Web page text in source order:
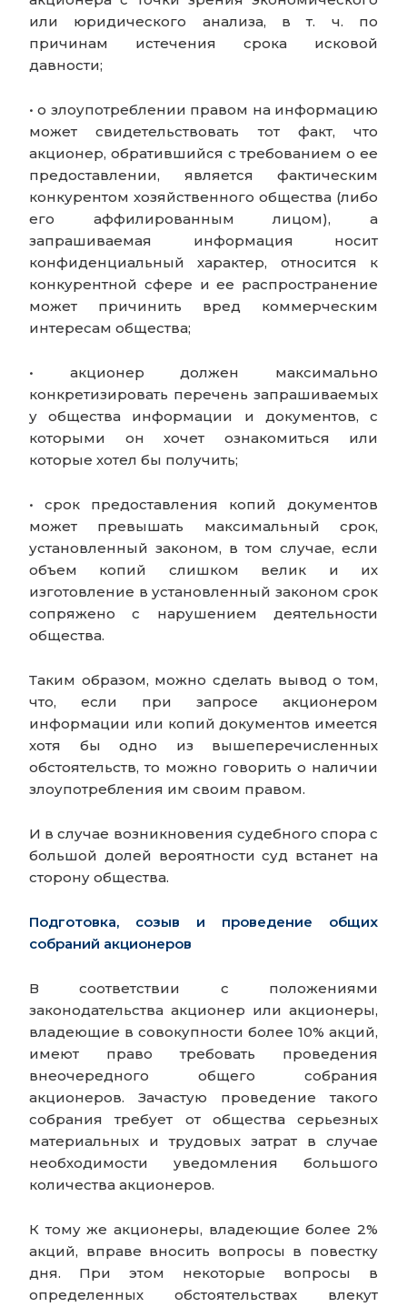
или юридического анализа, в т. ч. по
причинам истечения срока исковой
давности;
• о злоупотреблении правом на информацию
может свидетельствовать тот факт, что
акционер, обратившийся с требованием о ее
предоставлении, является фактическим
конкурентом хозяйственного общества (либо
его аффилированным лицом), а
запрашиваемая информация носит
конфиденциальный характер, относится к
конкурентной сфере и ее распространение
может причинить вред коммерческим
интересам общества;
• акционер должен максимально
конкретизировать перечень запрашиваемых
у общества информации и документов, с
которыми он хочет ознакомиться или
которые хотел бы получить;
• срок предоставления копий документов
может превышать максимальный срок,
установленный законом, в том случае, если
объем копий слишком велик и их
изготовление в установленный законом срок
сопряжено с нарушением деятельности
общества.
Таким образом, можно сделать вывод о том,
что, если при запросе акционером
информации или копий документов имеется
хотя бы одно из вышеперечисленных
обстоятельств, то можно говорить о наличии
злоупотребления им своим правом.
И в случае возникновения судебного спора с
большой долей вероятности суд встанет на
сторону общества.
Подготовка, созыв и проведение общих
собраний акционеров
В соответствии с положениями
законодательства акционер или акционеры,
владеющие в совокупности более 10% акций,
имеют право требовать проведения
внеочередного общего собрания
акционеров. Зачастую проведение такого
собрания требует от общества серьезных
материальных и трудовых затрат в случае
необходимости уведомления большого
количества акционеров.
К тому же акционеры, владеющие более 2%
акций, вправе вносить вопросы в повестку
дня. При этом некоторые вопросы в
определенных обстоятельствах влекут